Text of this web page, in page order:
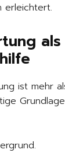
erleichtert.
als
ist mehr